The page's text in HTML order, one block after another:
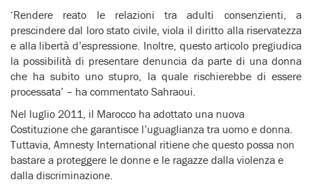
‘Rendere reato le relazioni tra adulti consenzienti, a
prescindere dal loro stato civile, viola il diritto alla riservatezza
e alla libertà d’espressione. Inoltre, questo articolo pregiudica
la possibilità di presentare denuncia da parte di una donna
che ha subito uno stupro, la quale rischierebbe di essere
processata’ – ha commentato Sahraoui.
Nel luglio 2011, il Marocco ha adottato una nuova
Costituzione che garantisce l’uguaglianza tra uomo e donna.
Tuttavia, Amnesty International ritiene che questo possa non
bastare a proteggere le donne e le ragazze dalla violenza e
dalla discriminazione.